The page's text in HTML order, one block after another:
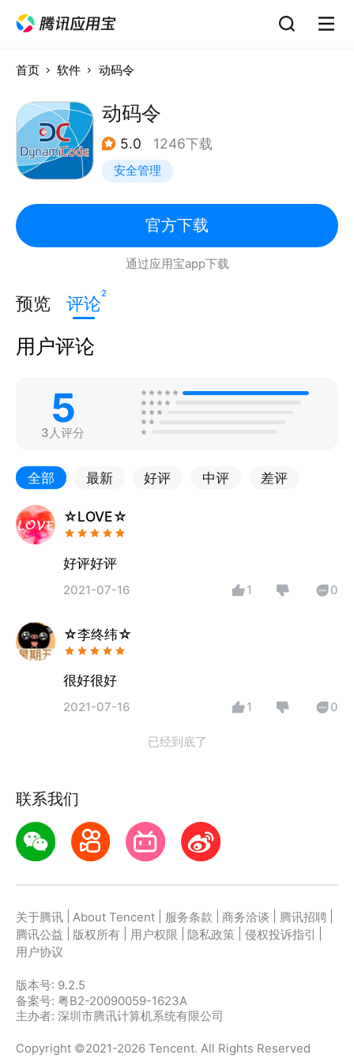
首页 软件 动码令
动码令
5.0 1246下载
安全管理
官方下载
通过应用宝app下载
预览 评论2
用户评论
5
3人评分
全部 最新 好评 中评 差评
☆LOVE☆
好评好评
2021-07-16 1 0
☆李终纬☆
很好很好
2021-07-16 1 0
已经到底了
联系我们
关于腾讯 About Tencent 服务条款 商务洽谈 腾讯招聘
腾讯公益
版权所有 用户权限 隐私政策 侵权投诉指引
用户协议
版本号: 9.2.5
备案号: 粤B2-20090059-1623A
主办者: 深圳市腾讯计算机系统有限公司
Copyright ©2021-2026 Tencent. All Rights Reserved